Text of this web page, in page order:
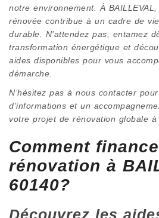
notre environnement. À
rénovée contribue à un cadre de
durable. N’attendez pas, entamez
transformation énergétique et
aides disponibles pour vous
démarche.
N’hésitez pas à nous contacter
d’informations et un
votre projet de rénovation globale à
Comment
rénovation à
60140?
Découvrez les